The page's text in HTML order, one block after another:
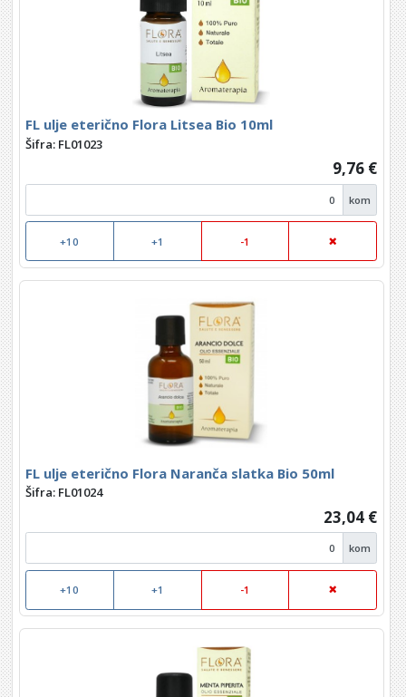
FL ulje eterično Flora Litsea Bio 10ml
Šifra: FL01023
9,76 €
kom
+10 +1 -1
FL ulje eterično Flora Naranča slatka Bio 50ml
Šifra: FL01024
23,04 €
kom
+10 +1 -1